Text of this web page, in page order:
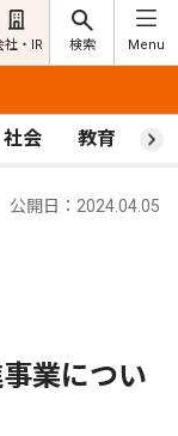
社・IR 検索 Menu
社会 教育 ス
公開日：2024.04.05
業につい